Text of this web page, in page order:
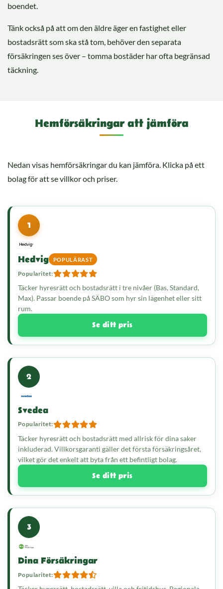
boendet.
Tänk också på att om den äldre äger en fastighet eller
bostadsrätt som ska stå tom, behöver den separata
försäkringen ses över – tomma bostäder har ofta begränsad
täckning.
Hemförsäkringar att jämföra
Nedan visas hemförsäkringar du kan jämföra. Klicka på ett
bolag för att se villkor och priser.
1
Hedvig POPULÄRAST
Popularitet:
Täcker hyresrätt och bostadsrätt i tre nivåer (Bas, Standard,
Max). Passar boende på SÄBO som hyr sin lägenhet eller sitt
rum.
Se ditt pris
2
Svedea
Popularitet:
Täcker hyresrätt och bostadsrätt med allrisk för dina saker
inkluderad. Villkorsgaranti gäller det första försäkringsåret,
vilket gör det enkelt att byta från ett befintligt bolag.
Se ditt pris
3
Dina Försäkringar
Popularitet: